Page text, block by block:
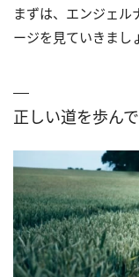
まずは、エンジェル
ージを見ていきまし
正しい道を歩ん